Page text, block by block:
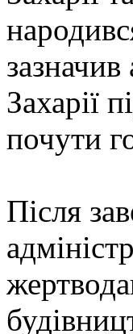
Захарії
почути
Після